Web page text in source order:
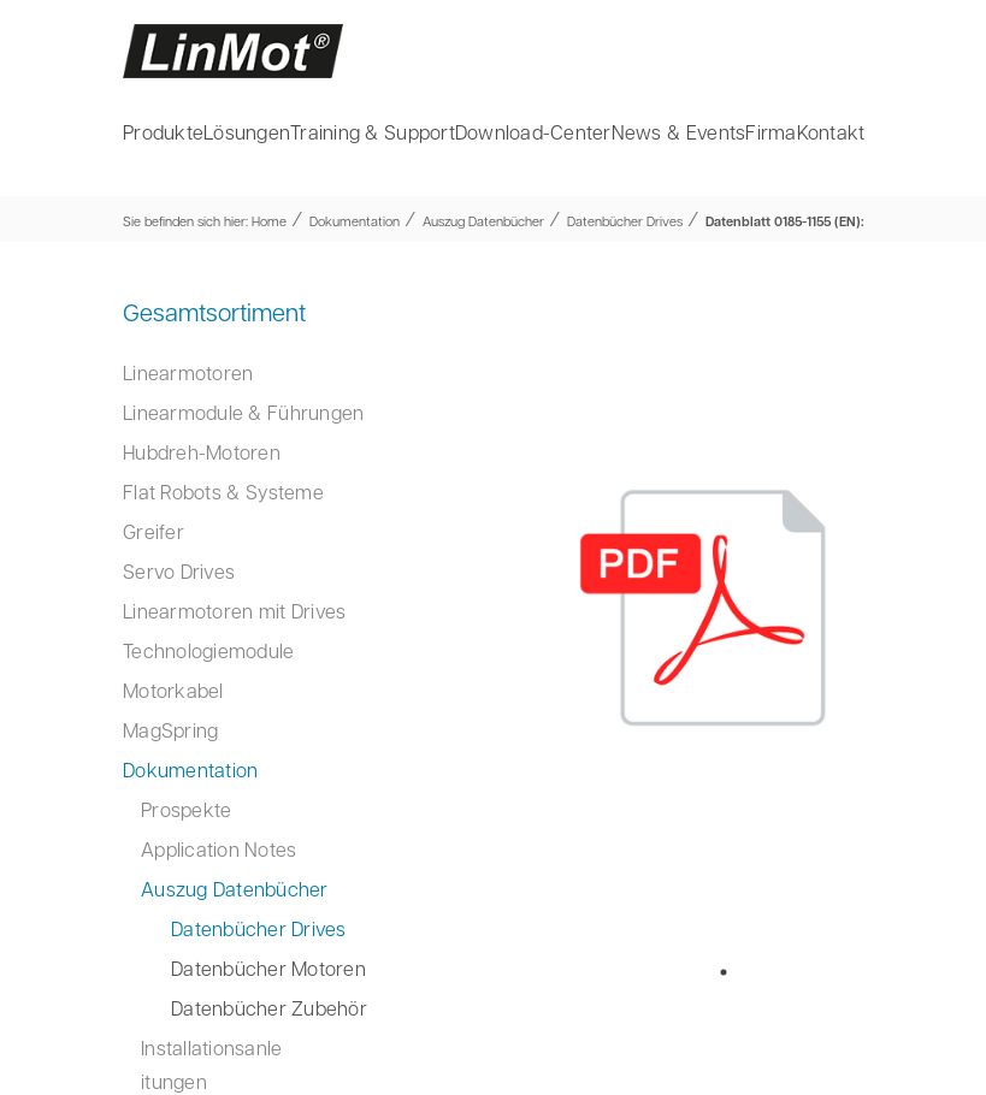
ProdukteLösungenTraining & SupportDownload-CenterNews & EventsFirmaKontakt
Sie befinden sich hier: Home ⁄ Dokumentation ⁄ Auszug Datenbücher ⁄ Datenbücher Drives ⁄ Datenblatt 0185-1155 (EN):
Gesamtsortiment
Linearmotoren
Linearmodule & Führungen
Hubdreh-Motoren
Flat Robots & Systeme
Greifer
Servo Drives
Linearmotoren mit Drives
Technologiemodule
Motorkabel
MagSpring
Dokumentation
Prospekte
Application Notes
Auszug Datenbücher
Datenbücher Drives
Datenbücher Motoren
Datenbücher Zubehör
Installationsanle
itungen